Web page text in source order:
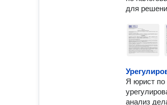
для
Я юрист по
анализ